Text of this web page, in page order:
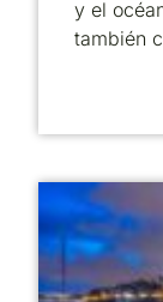
y el
también